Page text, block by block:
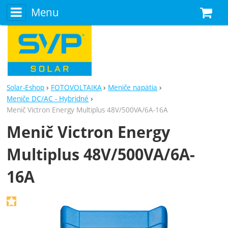
Menu
Solar-Eshop FOTOVOLTAIKA
Meniče napätia
Meniče DC/AC - Hybridné
Menič Victron Energy Multiplus 48V/500VA/6A-16A
Menič Victron Energy
Multiplus 48V/500VA/6A-
16A
Fotografie